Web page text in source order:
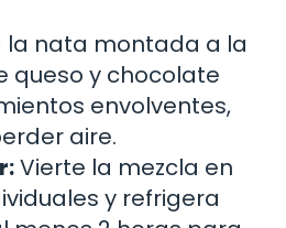
la nata montada a la
queso y chocolate
envolventes,
aire.
Vierte la mezcla en
y refrigera